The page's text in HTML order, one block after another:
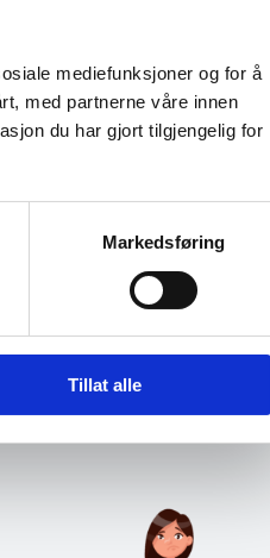
mediefunksjoner og for å
med partnerne våre innen
du har gjort tilgjengelig for
Markedsføring
Tillat alle